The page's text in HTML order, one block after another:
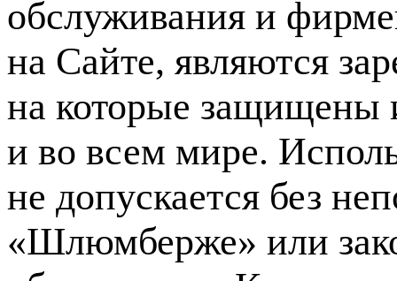
обслуживания и
на Сайте, являются
на которые защищены
и во всем мире.
не допускается без
«Шлюмберже» или